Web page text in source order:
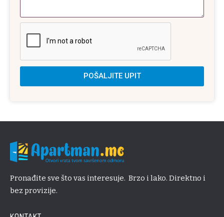
POŠALJITE UPIT
Pronađite sve što vas interesuje. Brzo i lako. Direktno i
bez provizije.